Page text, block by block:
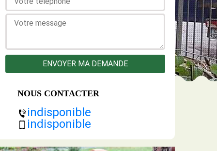
NOUS CONTACTER
indisponible
indisponible